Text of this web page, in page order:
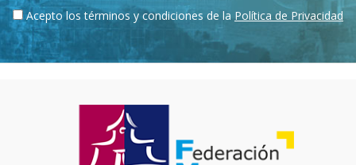
Acepto los términos y condiciones de la Política de Privacidad